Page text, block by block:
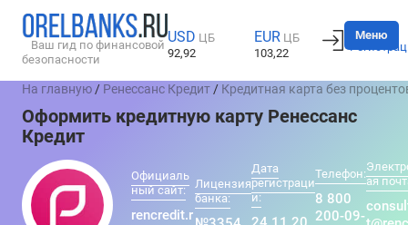
Ваш гид по финансовой
безопасности
USD ЦБ
92,92
EUR ЦБ
103,22
Вход
Меню
На главную / Ренессанс Кредит / Кредитная карта без
Оформить кредитную карту Ренессанс
Кредит
Официаль
ный сайт:
rencredit.r
Лицензия
банка:
Дата
регистраци
и:
Телефон:
8 800
200-09-
ая